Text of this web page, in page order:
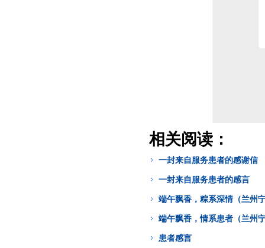
相关阅读：
一封来自服务患者的感谢信
一封来自服务患者的感言
端午飘香，粽系深情（兰州
端午飘香，情系患者（兰州
患者感言